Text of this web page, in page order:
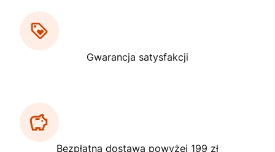
Gwarancja satysfakcji
Bezpłatna dostawa powyżej 199 zł